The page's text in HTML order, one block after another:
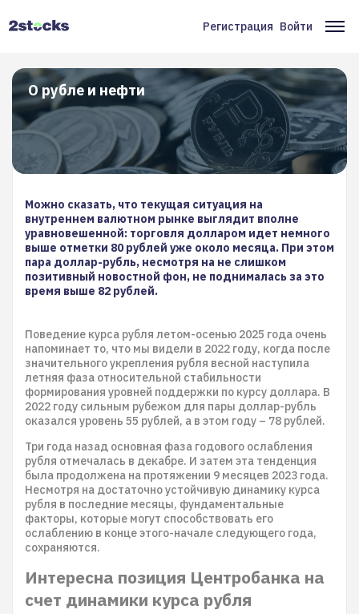
Меню
учётной
записи
пользователя
Регистрация Войти
О рубле и нефти
Можно сказать, что текущая ситуация на
внутреннем валютном рынке выглядит вполне
уравновешенной: торговля долларом идет немного
выше отметки 80 рублей уже около месяца. При этом
пара доллар-рубль, несмотря на не слишком
позитивный новостной фон, не поднималась за это
время выше 82 рублей.
Поведение курса рубля летом-осенью 2025 года очень
напоминает то, что мы видели в 2022 году, когда после
значительного укрепления рубля весной наступила
летняя фаза относительной стабильности
формирования уровней поддержки по курсу доллара. В
2022 году сильным рубежом для пары доллар-рубль
оказался уровень 55 рублей, а в этом году – 78 рублей.
Три года назад основная фаза годового ослабления
рубля отмечалась в декабре. И затем эта тенденция
была продолжена на протяжении 9 месяцев 2023 года.
Несмотря на достаточно устойчивую динамику курса
рубля в последние месяцы, фундаментальные
факторы, которые могут способствовать его
ослаблению в конце этого-начале следующего года,
сохраняются.
Интересна позиция Центробанка на
счет динамики курса рубля